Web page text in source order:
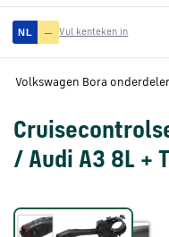
Audi
onderdelen
onderdelen
NL — Vul kenteken in
Volkswagen Bora
/ Audi A3 8L +